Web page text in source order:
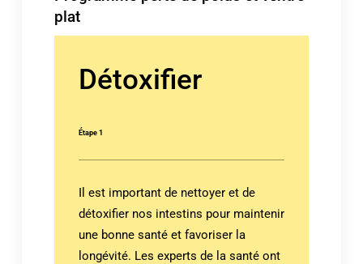
plat
Détoxifier
Étape 1
Il est important de nettoyer et de
détoxifier nos intestins pour maintenir
une bonne santé et favoriser la
longévité. Les experts de la santé ont